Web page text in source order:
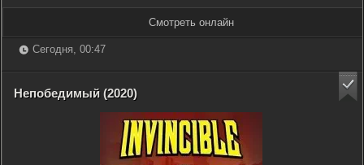
Смотреть онлайн
Сегодня, 00:47
Непобедимый (2020)